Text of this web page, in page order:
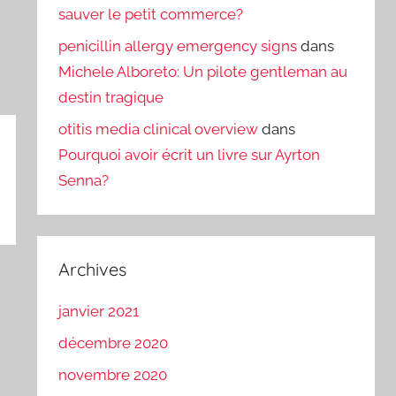
sauver le petit commerce?
penicillin allergy emergency signs dans
Michele Alboreto: Un pilote gentleman au
destin tragique
otitis media clinical overview dans
Pourquoi avoir écrit un livre sur Ayrton
Senna?
Archives
janvier 2021
décembre 2020
novembre 2020